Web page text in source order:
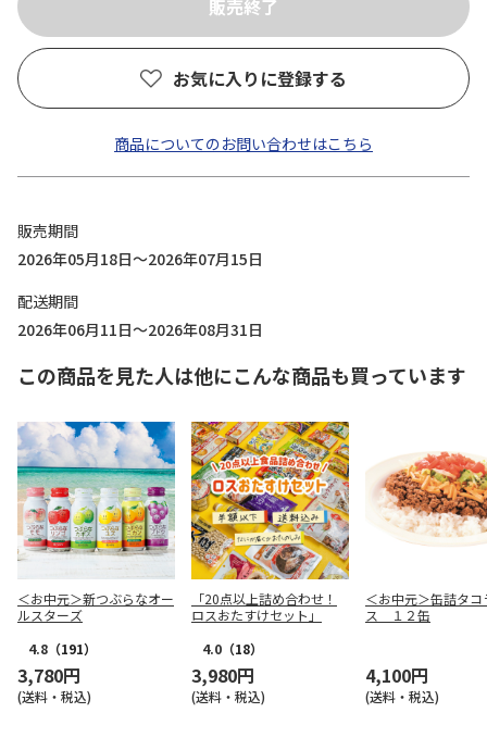
お気に入りに登録する
商品についてのお問い合わせはこちら
販売期間
2026年05月18日～2026年07月15日
配送期間
2026年06月11日～2026年08月31日
この商品を見た人は他にこんな商品も買っています
＜お中元＞新つぶらなオー
ルスターズ
4.8 （191）
3,780円
(送料・税込)
「20点以上詰め合わせ！
ロスおたすけセット」
4.0 （18）
3,980円
(送料・税込)
＜お中元＞缶詰タコ
ス １２缶
4,100円
(送料・税込)